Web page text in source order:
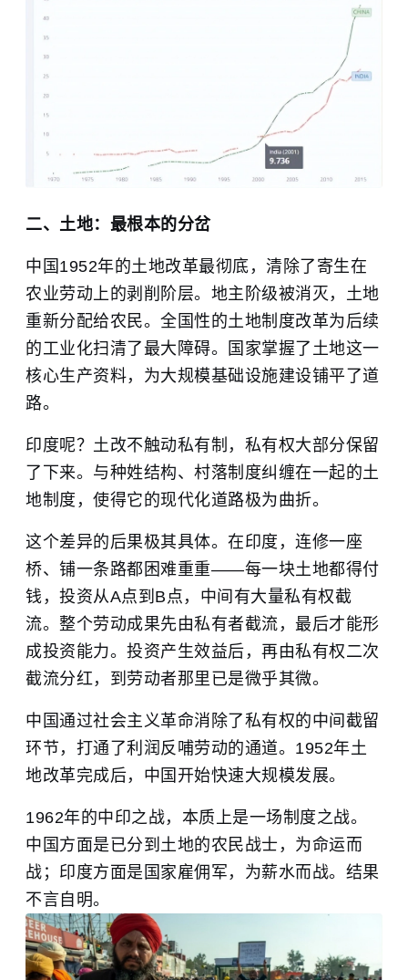
二、土地：最根本的分岔
中国1952年的土地改革最彻底，清除了寄生在
农业劳动上的剥削阶层。地主阶级被消灭，土地
重新分配给农民。全国性的土地制度改革为后续
的工业化扫清了最大障碍。国家掌握了土地这一
核心生产资料，为大规模基础设施建设铺平了道
路。
印度呢？土改不触动私有制，私有权大部分保留
了下来。与种姓结构、村落制度纠缠在一起的土
地制度，使得它的现代化道路极为曲折。
这个差异的后果极其具体。在印度，连修一座
桥、铺一条路都困难重重——每一块土地都得付
钱，投资从A点到B点，中间有大量私有权截
流。整个劳动成果先由私有者截流，最后才能形
成投资能力。投资产生效益后，再由私有权二次
截流分红，到劳动者那里已是微乎其微。
中国通过社会主义革命消除了私有权的中间截留
环节，打通了利润反哺劳动的通道。1952年土
地改革完成后，中国开始快速大规模发展。
1962年的中印之战，本质上是一场制度之战。
中国方面是已分到土地的农民战士，为命运而
战；印度方面是国家雇佣军，为薪水而战。结果
不言自明。